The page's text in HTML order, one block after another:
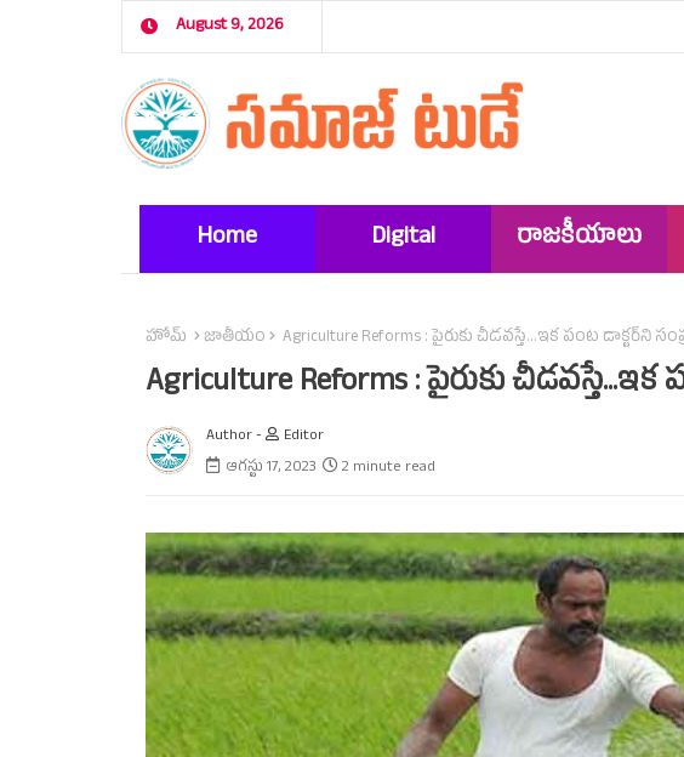
August 9, 2026
Home
Digital
రాజకీయాలు
హోమ్ జాతీయం Agriculture Reforms : పైరుకు చీడవస్తే...ఇక పంట డాక్టర్‌ని
Agriculture Reforms : పైరుకు
Author -
Editor
ఆగస్టు 17, 2023
2 minute read